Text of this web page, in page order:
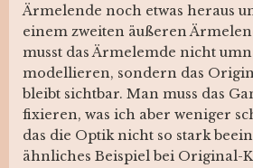
Ärmelende noch etwas heraus
einem zweiten äußeren
musst das Ärmelemde nicht
modellieren, sondern das
bleibt sichtbar. Man muss das
fixieren, was ich aber weniger
das die Optik nicht so stark
ähnliches Beispiel bei Original-